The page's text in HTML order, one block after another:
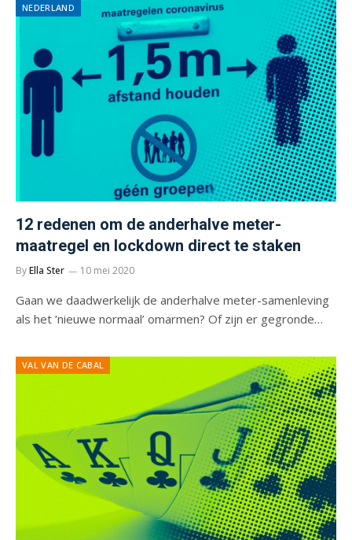
NEDERLAND
12 redenen om de anderhalve meter-
maatregel en lockdown direct te staken
ByElla Ster 10 mei 2020
Gaan we daadwerkelijk de anderhalve meter-samenleving
als het ‘nieuwe normaal’ omarmen? Of zijn er gegronde…
VAL VAN DE CABAL